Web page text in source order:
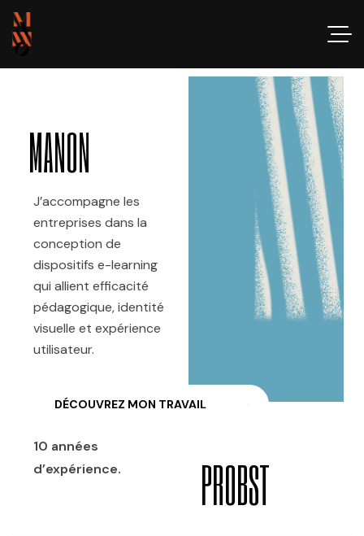
MANON
10 années
d’expérience.
J’accompagne les
entreprises dans la
conception de
dispositifs e-learning
qui allient efficacité
pédagogique, identité
visuelle et expérience
utilisateur.
DÉCOUVREZ MON TRAVAIL
PROBST